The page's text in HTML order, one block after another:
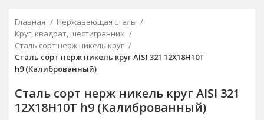
Главная
Нержавеющая сталь
Круг, квадрат, шестигранник
Сталь сорт нерж никель круг
Сталь сорт нерж никель круг AISI 321 12Х18Н10Т
h9 (Калиброванный)
Сталь сорт нерж никель круг AISI 321
12Х18Н10Т h9 (Калиброванный)